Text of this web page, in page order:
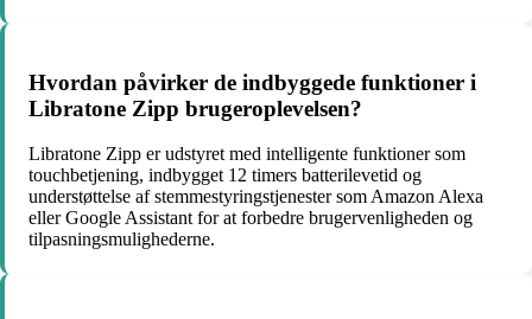
Hvordan påvirker de indbyggede funktioner i
Libratone Zipp brugeroplevelsen?
Libratone Zipp er udstyret med intelligente funktioner som
touchbetjening, indbygget 12 timers batterilevetid og
understøttelse af stemmestyringstjenester som Amazon Alexa
eller Google Assistant for at forbedre brugervenligheden og
tilpasningsmulighederne.